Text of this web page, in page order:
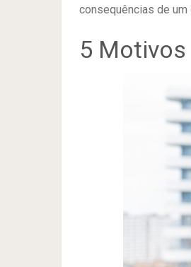
consequências de um
5 Motivos